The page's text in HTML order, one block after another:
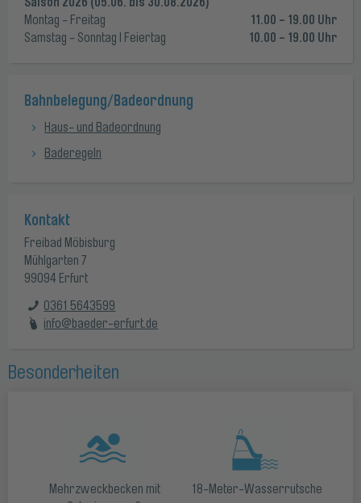
11.00 - 19.00 Uhr
Montag - Freitag
10.00 - 19.00 Uhr
Samstag - Sonntag I Feiertag
Bahnbelegung/Badeordnung
Haus- und Badeordnung
Baderegeln
Kontakt
Freibad Möbisburg
Mühlgarten 7
99094 Erfurt
0361 5643599
info@baeder-erfurt.de
Besonderheiten
Mehrzweckbecken mit
18-Meter-Wasserrutsche